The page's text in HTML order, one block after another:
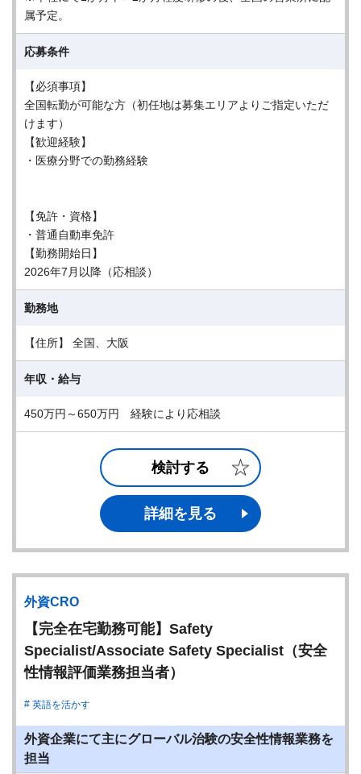
属予定。
応募条件
【必須事項】
全国転勤が可能な方（初任地は募集エリアよりご指定いただ
けます）
【歓迎経験】
・医療分野での勤務経験
【免許・資格】
・普通自動車免許
【勤務開始日】
2026年7月以降（応相談）
勤務地
【住所】 全国、大阪
年収・給与
450万円～650万円 経験により応相談
検討する
詳細を見る
外資CRO
【完全在宅勤務可能】Safety
Specialist/Associate Safety Specialist（安全
性情報評価業務担当者）
英語を活かす
外資企業にて主にグローバル治験の安全性情報業務を
担当